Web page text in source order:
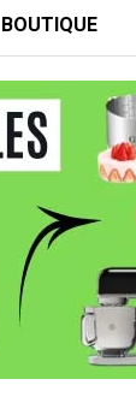
BOUTIQUE